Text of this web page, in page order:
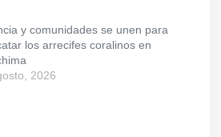
y comunidades se unen para
los arrecifes coralinos en
2026